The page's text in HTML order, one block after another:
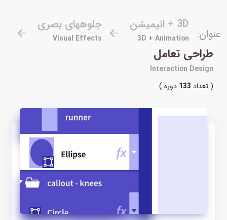
عنوان:
3D + انیمیشن
3D + Animation
جلوههای بصری
Visual Effects
طراحی تعامل
Interaction Design
( تعداد133 دوره )